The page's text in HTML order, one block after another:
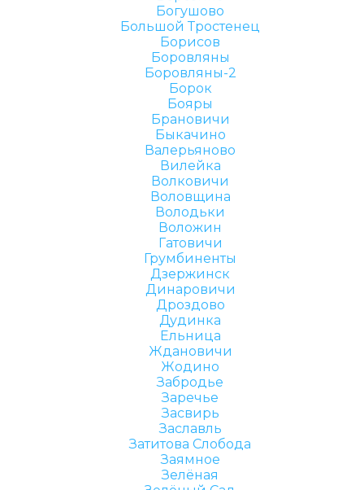
Богушово
Большой Тростенец
Борисов
Боровляны
Боровляны-2
Борок
Бояры
Брановичи
Быкачино
Валерьяново
Вилейка
Волковичи
Воловщина
Володьки
Воложин
Гатовичи
Грумбиненты
Дзержинск
Динаровичи
Дроздово
Дудинка
Ельница
Ждановичи
Жодино
Забродье
Заречье
Засвирь
Заславль
Затитова Слобода
Заямное
Зелёная